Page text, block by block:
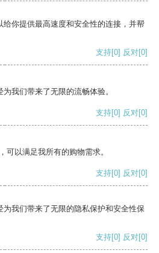
你提供最高速度和安全性的连接，并帮
支持[0] 反对[0]
我们带来了无限的流畅体验。
支持[0] 反对[0]
可以满足我所有的购物需求。
支持[0] 反对[0]
我们带来了无限的隐私保护和安全性保
支持[0] 反对[0]